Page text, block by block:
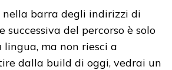
barra degli indirizzi di
del percorso è solo
ma non riesci a
dalla build di oggi, vedrai un